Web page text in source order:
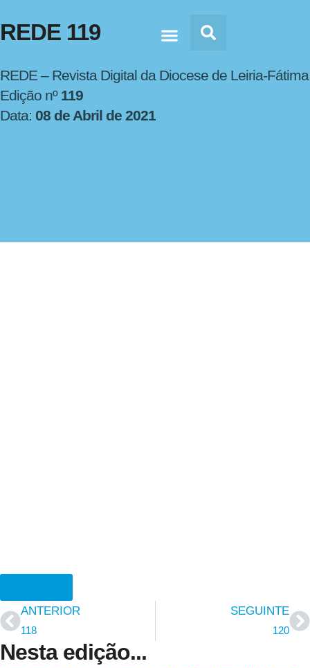
REDE 119
REDE – Revista Digital da Diocese de Leiria-Fátima
Edição nº 119
Data: 08 de Abril de 2021
ANTERIOR
118
SEGUINTE
120
Nesta edição...